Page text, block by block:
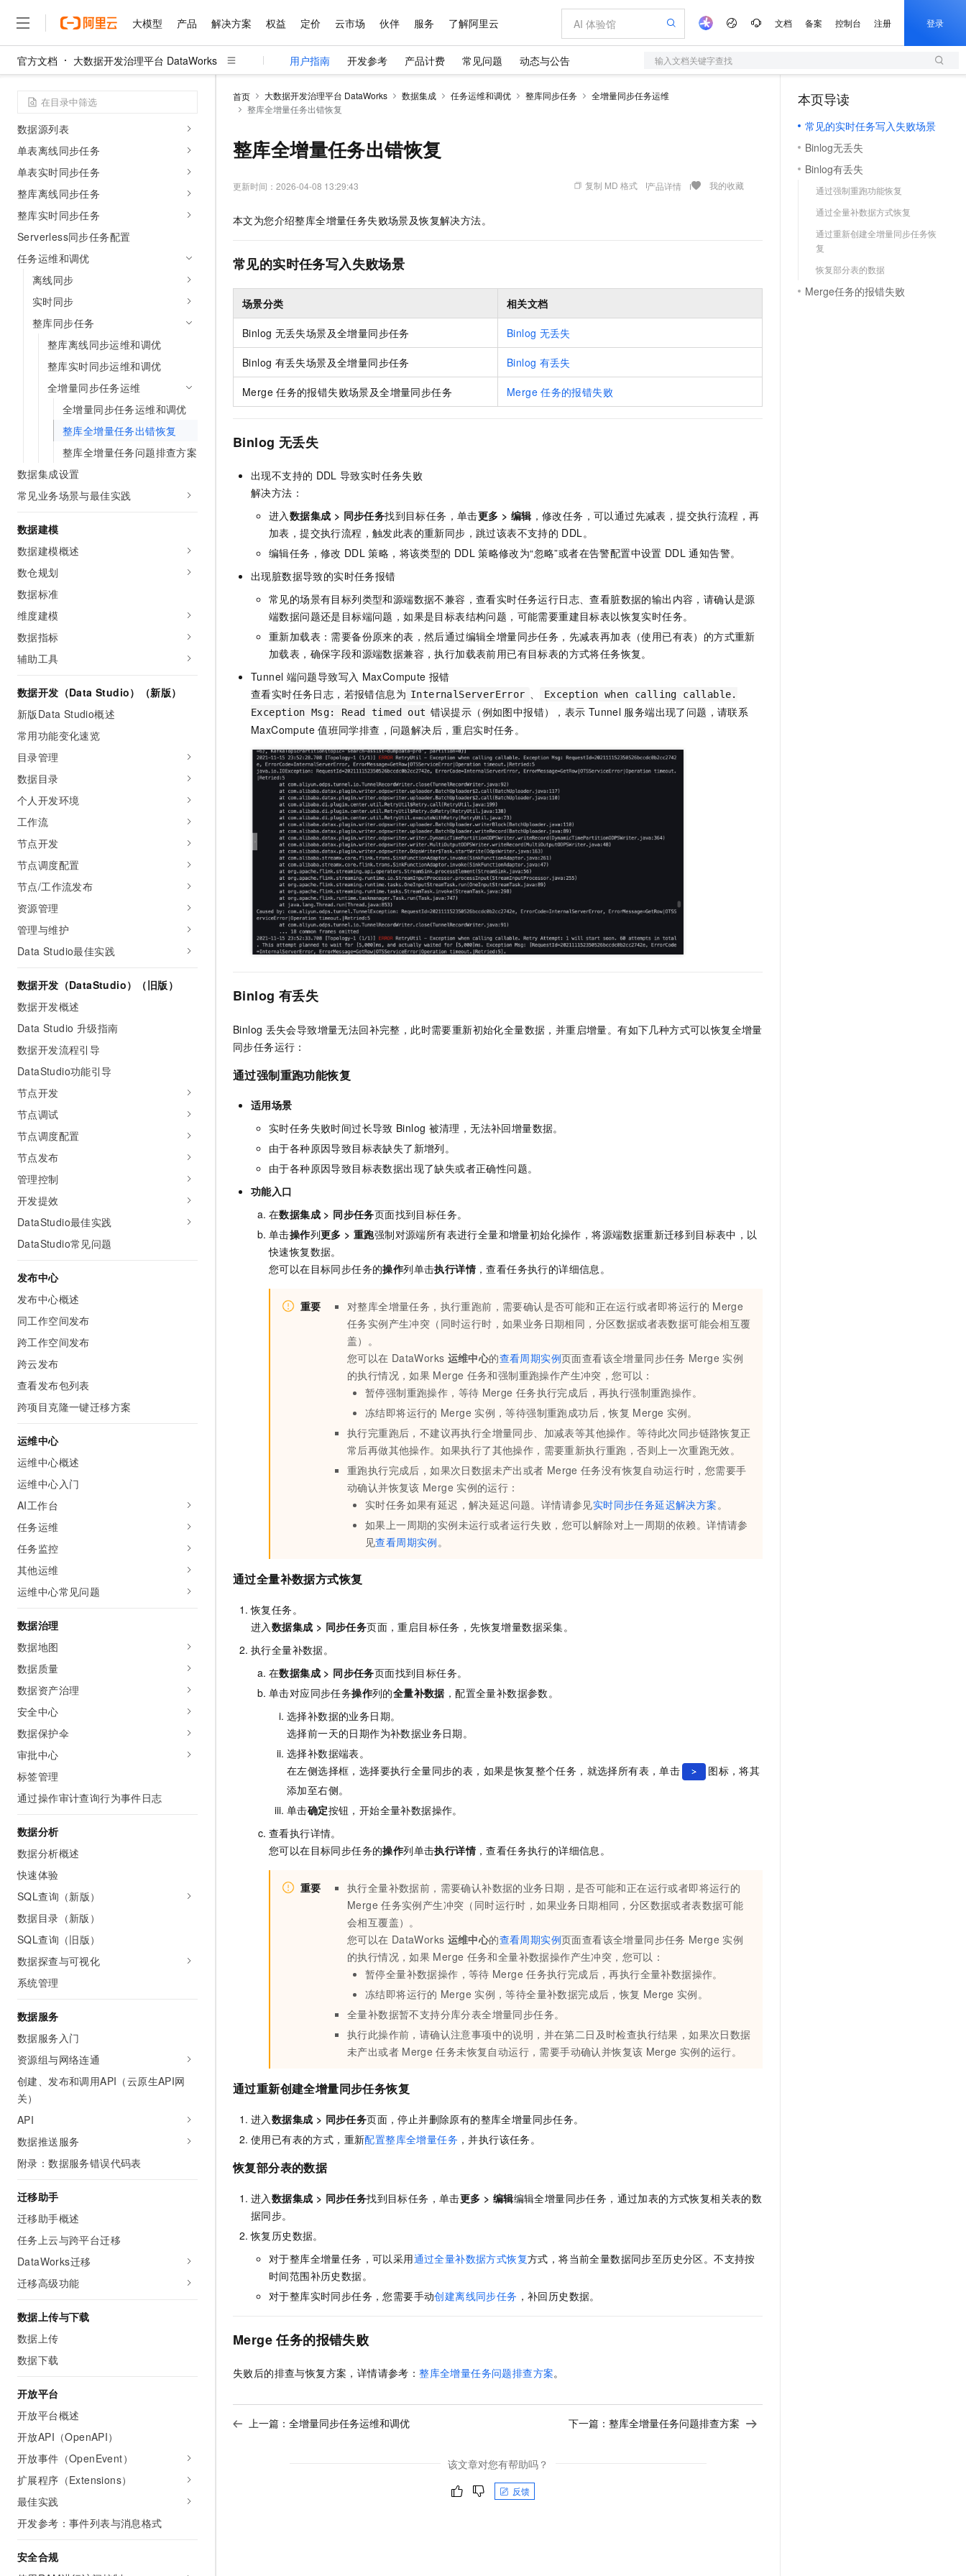
大模型 产品 解决方案 权益 定价 云市场 伙伴 服务 了解阿里云 文档 备案 控制台 注册 登录
官方文档 大数据开发治理平台 DataWorks 用户指南 开发参考 产品计费 常见问题 动态与公告 输入文档关键字查找
数据集成
数据集成概述
数据源配置
数据源列表
单表离线同步任务
单表实时同步任务
整库离线同步任务
整库实时同步任务
Serverless同步任务配置
任务运维和调优
离线同步
实时同步
整库同步任务
整库离线同步运维和调优
整库实时同步运维和调优
全增量同步任务运维
全增量同步任务运维和调优
整库全增量任务出错恢复
整库全增量任务问题排查方案
数据集成设置
常见业务场景与最佳实践
数据建模
数据建模概述
数仓规划
数据标准
维度建模
数据指标
辅助工具
数据开发（Data Studio）（新版）
新版Data Studio概述
常用功能变化速览
目录管理
数据目录
个人开发环境
工作流
节点开发
节点调度配置
节点/工作流发布
资源管理
管理与维护
Data Studio最佳实践
数据开发（DataStudio）（旧版）
数据开发概述
Data Studio 升级指南
数据开发流程引导
DataStudio功能引导
节点开发
节点调试
节点调度配置
节点发布
管理控制
开发提效
DataStudio最佳实践
DataStudio常见问题
发布中心
发布中心概述
同工作空间发布
跨工作空间发布
跨云发布
查看发布包列表
跨项目克隆一键迁移方案
运维中心
运维中心概述
运维中心入门
AI工作台
任务运维
任务监控
其他运维
运维中心常见问题
数据治理
数据地图
数据质量
数据资产治理
安全中心
数据保护伞
审批中心
标签管理
通过操作审计查询行为事件日志
数据分析
数据分析概述
快速体验
SQL查询（新版）
数据目录（新版）
SQL查询（旧版）
数据探查与可视化
系统管理
数据服务
数据服务入门
资源组与网络连通
创建、发布和调用API（云原生API网
关）
API
数据推送服务
附录：数据服务错误代码表
迁移助手
迁移助手概述
任务上云与跨平台迁移
DataWorks迁移
迁移高级功能
数据上传与下载
数据上传
数据下载
开放平台
开放平台概述
开放API（OpenAPI）
开放事件（OpenEvent）
扩展程序（Extensions）
最佳实践
开发参考：事件列表与消息格式
安全合规
首页 大数据开发治理平台 DataWorks 数据集成 任务运维和调优 整库同步任务
全增量同步任务运维
整库全增量任务出错恢复
整库全增量任务出错恢复
更新时间： 2026-04-08 13:29:43 复制 MD 格式 产品详情 我的收藏
本文为您介绍整库全增量任务失败场景及恢复解决方法。
常见的实时任务写入失败场景
场景分类 相关文档
Binlog 无丢失场景及全增量同步任务 Binlog 无丢失
Binlog 有丢失场景及全增量同步任务 Binlog 有丢失
Merge 任务的报错失败场景及全增量同步任务 Merge 任务的报错失败
Binlog 无丢失
出现不支持的 DDL 导致实时任务失败
解决方法：
进入数据集成 > 同步任务找到目标任务，单击更多 > 编辑 ，修改任务，可以通过先减表，提交执行流程，再
加表，提交执行流程，触发此表的重新同步，跳过该表不支持的 DDL。
编辑任务，修改 DDL 策略，将该类型的 DDL 策略修改为“忽略”或者在告警配置中设置 DDL 通知告警。
出现脏数据导致的实时任务报错
常见的场景有目标列类型和源端数据不兼容，查看实时任务运行日志、查看脏数据的输出内容，请确认是源
端数据问题还是目标端问题，如果是目标表结构问题，可能需要重建目标表以恢复实时任务。
重新加载表：需要备份原来的表，然后通过编辑全增量同步任务，先减表再加表（使用已有表）的方式重新
加载表，确保字段和源端数据兼容，执行加载表前用已有目标表的方式将任务恢复。
Tunnel 端问题导致写入 MaxCompute 报错
查看实时任务日志，若报错信息为 InternalServerError 、
Exception when calling callable.
Exception Msg: Read timed out 错误提示（例如图中报错），表示 Tunnel 服务端出现了问题，请联系
MaxCompute 值班同学排查，问题解决后，重启实时任务。
Binlog 有丢失
Binlog 丢失会导致增量无法回补完整，此时需要重新初始化全量数据，并重启增量。有如下几种方式可以恢复全增量
同步任务运行：
通过强制重跑功能恢复
适用场景
实时任务失败时间过长导致 Binlog 被清理，无法补回增量数据。
由于各种原因导致目标表缺失了新增列。
由于各种原因导致目标表数据出现了缺失或者正确性问题。
功能入口
在数据集成 > 同步任务页面找到目标任务。
单击操作列更多 >重跑强制对源端所有表进行全量和增量初始化操作，将源端数据重新迁移到目标表中，以
快速恢复数据。
您可以在目标同步任务的操作列单击执行详情，查看任务执行的详细信息。
重要 对整库全增量任务，执行重跑前，需要确认是否可能和正在运行或者即将运行的 Merge
任务实例产生冲突（同时运行时，如果业务日期相同，分区数据或者表数据可能会相互覆
盖）。
您可以在 DataWorks 运维中心的查看周期实例页面查看该全增量同步任务 Merge 实例
的执行情况，如果 Merge 任务和强制重跑操作产生冲突，您可以：
暂停强制重跑操作，等待 Merge 任务执行完成后，再执行强制重跑操作。
冻结即将运行的 Merge 实例，等待强制重跑成功后，恢复 Merge 实例。
执行完重跑后，不建议再执行全增量同步、加减表等其他操作。等待此次同步链路恢复正
常后再做其他操作。如果执行了其他操作，需要重新执行重跑，否则上一次重跑无效。
重跑执行完成后，如果次日数据未产出或者 Merge 任务没有恢复自动运行时，您需要手
动确认并恢复该 Merge 实例的运行：
实时任务如果有延迟，解决延迟问题。详情请参见实时同步任务延迟解决方案。
如果上一周期的实例未运行或者运行失败，您可以解除对上一周期的依赖。详情请参
见查看周期实例。
通过全量补数据方式恢复
恢复任务。
进入 数据集成 > 同步任务页面，重启目标任务，先恢复增量数据采集。
执行全量补数据。
在数据集成 > 同步任务页面找到目标任务。
单击对应同步任务操作列的全量补数据，配置全量补数据参数。
选择补数据的业务日期。
选择前一天的日期作为补数据业务日期。
选择补数据端表。
在左侧选择框，选择要执行全量同步的表，如果是恢复整个任务，就选择所有表，单击
图标，将其
添加至右侧。
单击确定按钮，开始全量补数据操作。
查看执行详情。
您可以在目标同步任务的操作列单击执行详情，查看任务执行的详细信息。
重要
执行全量补数据前，需要确认补数据的业务日期，是否可能和正在运行或者即将运行的
Merge 任务实例产生冲突（同时运行时，如果业务日期相同，分区数据或者表数据可能
会相互覆盖）。
您可以在 DataWorks 运维中心的查看周期实例页面查看该全增量同步任务 Merge 实例
的执行情况，如果 Merge 任务和全量补数据操作产生冲突，您可以：
暂停全量补数据操作，等待 Merge 任务执行完成后，再执行全量补数据操作。
冻结即将运行的 Merge 实例，等待全量补数据完成后，恢复 Merge 实例。
全量补数据暂不支持分库分表全增量同步任务。
执行此操作前，请确认注意事项中的说明，并在第二日及时检查执行结果，如果次日数据
未产出或者 Merge 任务未恢复自动运行，需要手动确认并恢复该 Merge 实例的运行。
通过重新创建全增量同步任务恢复
进入数据集成 > 同步任务页面，停止并删除原有的整库全增量同步任务。
使用已有表的方式，重新配置整库全增量任务 ，并执行该任务。
恢复部分表的数据
进入 数据集成 > 同步任务找到目标任务，单击更多 > 编辑编辑全增量同步任务，通过加表的方式恢复相关表的数
据同步。
恢复历史数据。
对于整库全增量任务，可以采用通过全量补数据方式恢复方式，将当前全量数据同步至历史分区。不支持按
时间范围补历史数据。
对于整库实时同步任务，您需要手动创建离线同步任务 ，补回历史数据。
Merge 任务的报错失败
失败后的排查与恢复方案，详情请参考：整库全增量任务问题排查方案。
上一篇： 全增量同步任务运维和调优 下一篇： 整库全增量任务问题排查方案
该文章对您有帮助吗？
反馈
本页导读
常见的实时任务写入失败场景
Binlog无丢失
Binlog有丢失
通过强制重跑功能恢复
通过全量补数据方式恢复
通过重新创建全增量同步任务恢
复
恢复部分表的数据
Merge任务的报错失败
大模型
千问AI平台 大模型服务平台百炼
大模型
文本生成
Qwen3.8-Max HOT
Qwen3.7-Plus
Qwen3-VL-Plus
视觉 Coding、空间感知、多模态思考等全面升级
Kimi-K3 NEW
1M上下文，专为长程任务能力而生
图片和视频生成 语音识别与合成
离线语音合成大模型，多语言方言自适应，低延迟高稳定
Cosyvoice-V3-Flash
大模型服务
在线体验全尺寸、多种模态的模型效果
新一代 AI 视频生成模型，深度适配广告营销等场景
AI 应用构建
灵活可视化地构建企业级 Agent
AI Native 的算法工程平台，一站式完成建模、训练、推理服务部署
大模型原生应用
云端极速 AI 应用创作平台
大模型解决方案
快速部署 Dify，高效搭建 AI 应用
依托云原生高可用架构,实现Dify私有化部署
10 分钟在聊天系统中增加一个 AI 助手
10分钟微调：让0.6B模型媲美235B模型
用1%尺寸在特定领域达到大模型90%以上效果
即刻拥有 DeepSeek-R1 满血版
多模态数据信息提取
超强辅助，Bolt.diy 一步搞定创意建站
产品
人工智能与机器学习
计算
存储
网络与CDN
安全
中间件
数据库
大数据计算
媒体服务
终端用户计算
Serverless
开发工具
迁移与运维管理
专有云
精选产品
大模型服务平台百炼 大模型
千问大模型 大模型
随时随地安全接入的云上超级电脑
覆盖公网/内网、递归/权威、移动APP等全场景解析服务
云原生大数据计算服务 MaxCompute
面向分析的企业级SaaS模式云数据仓库
对象存储 OSS
一站式AI开发、训练和推理服务
容器服务 Kubernetes 版 ACK
提供一站式管理容器应用的 K8s 服务
云防火墙
轻量应用服务器
快速构建应用程序和网站，即刻迈出上云第一步
数字证书管理服务（原SSL证书）
实现全站HTTPS，呈现可信的WEB访问
大数据开发治理平台 DataWorks
解决方案
AI
互联网应用开发
现代化应用
安全
可观测
上云与迁云
企业出海
政企业务
精选解决方案
千问办公，解锁你的工作新方式
Agency Agents：拥有专属领域专家
可视化编排打通从文字构思到成片全链路闭环
让AI从“聊天伙伴”进化为能干活的“数字员工”
GLM-5.2：长任务时代开源旗舰模型
自主进化，持久记忆，越用越聪明
安装技能 GStack，拥有专属 AI 工程团队
一句话生成原生可编辑精美 PPT 文稿
输入一句话想法, 轻松生成专业的 PPT
一键部署幻兽帕鲁游戏服务器
一键购买专属联机服务器，轻松开启游戏
漫剧工坊：一站式动画创作平台
快速生产连贯的高质量长漫剧
10 分钟搭建微信、支付宝小程序
权益 普惠上云
普惠上云 官方力荐
官方推荐返现计划
高校专属算力普惠，学生认证享300元代金券
免费试用
解决方案免费试用 新老同享
最高领取价值200元试用点，立即开启云上创新
AI 产品 免费试用
1亿+ 大模型 tokens 和 30+ 款产品免费体验
140+云产品 免费试用
产品新客免费试用，最长12个月
助力企业全员 AI 认知与能力提升
AI 特惠
阿里云 OPC 创新助力计划
Qwen3.8-Max 首发尝鲜，限时加量 10 倍，夜间低至2折
你的AI工作搭子，覆盖日常办公高频场景
万小智 AI 建站低至 15元/月
Night Plan 支持 Qwen 3.8-Max NEW
夜间 5 折，Qwen/Meoo/TokenPlan 客户专享
AI 场景体验
AI 短剧/漫剧
AI智能应用，一键激活高效办公新体验
智能客服
自动承接线索、识别商机，让客服更高效、服务更出色。
AI 活动
AI 生产力先锋
先锋实践拓展 AI 生产力的边界
飞天发布时刻
所见，即是所愿
从基础到进阶，Agent 创客手把手教你
上云场景组合购
定价 产品定价
了解云产品的定价详情
云上成本管理
价格计算器
自助选配和估算价格
价格优势
配置报价器
阿里云 OPC 创新助力计划
Token 补贴，五大权
益加速 OPC 成功
云市场 精选商城
网站建设
多端小程序
Salesforce 国际版订阅
友盟天域
观测云
蓝凌 OA
电子合同
畅捷通
Tableau 订阅
AI空中课堂在线直播课堂（旗舰版）
生态解决方案
行业生态解决方案
AI 开发和 AI 应用解决方案
数据与 API
身份实名认证
OCR 文字识别
天气预报查询
快递物流查询
企业应用
ERP
CRM
基础软件
Docker
WordPress
Ubuntu
Red Hat
建站小程序
定制小程序
专业服务
伙伴 成为销售伙伴
分销伙伴
AI 大模型销售与服务生态合作计划
成为产品伙伴
产品生态伙伴工作台
产品伙伴合作计划
数据库合作计划
服务伙伴合作计划
Al MaaS 服务伙伴赋能合作
伙伴信用分合作计划
更多支持
合作伙伴培训与认证
查询合作伙伴
服务 售前咨询
在线服务
售后服务
自助服务
短信专区
企业增值服务
企业增值服务台
创新中心
阿里云认证 开发者社区
我要反馈
我要投诉
了解阿里云 为什么选择阿里云
什么是云计算
稳定可靠
安全合规
分析师报告
AI 算法大赛
云开发大赛
入门学习赛
最佳实践
云栖战略参考
看见新力量
客户案例
市场活动
活动全景
加入我们
校园招聘